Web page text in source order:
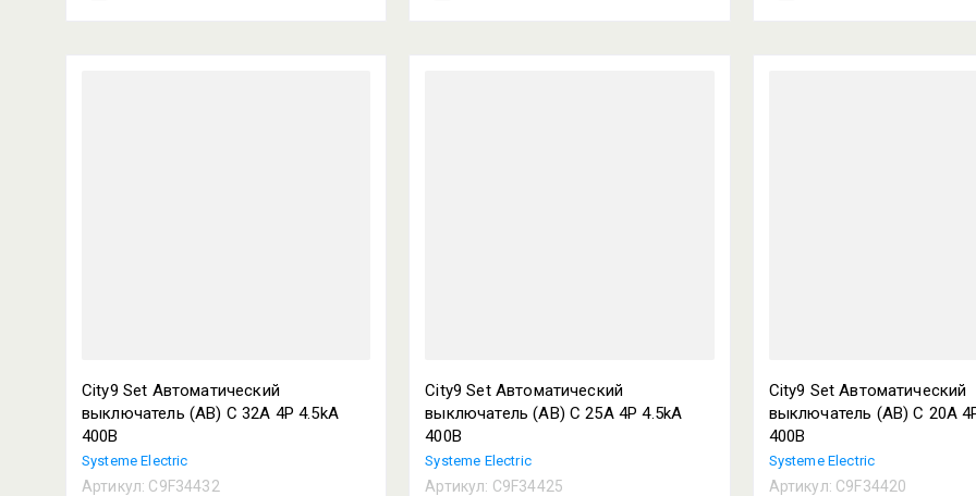
City9 Set Автоматический
выключатель (АВ) С 32А 4P 4.5kA
400В
Systeme Electric
Артикул: C9F34432
City9 Set Автоматический
выключатель (АВ) С 25А 4P 4.5kA
400В
Systeme Electric
Артикул: C9F34425
City9 Set Автоматический
выключатель (АВ) С 20А
400В
Systeme Electric
Артикул: C9F34420